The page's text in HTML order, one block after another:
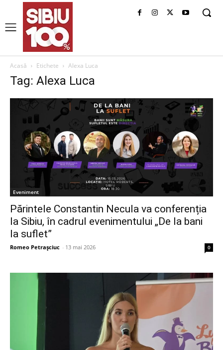
Acasă Etichete Alexa Luca
Tag: Alexa Luca
Eveniment
Părintele Constantin Necula va conferenția
la Sibiu, în cadrul evenimentului „De la bani
la suflet”
Romeo Petrașciuc - 13 mai 2026 0